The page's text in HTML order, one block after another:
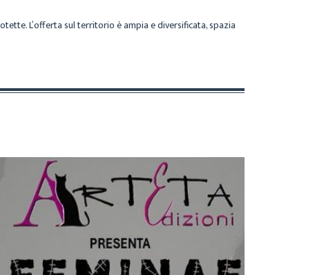
L’offerta sul territorio è ampia e diversificata, spazia